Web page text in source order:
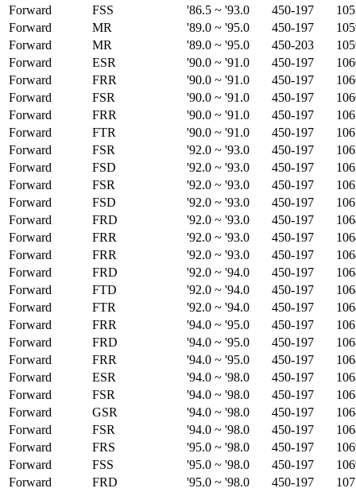
Forward FSS '86.5 ~ '93.0 450-197
Forward
MR '89.0 ~ '95.0 450-197
Forward
MR '89.0 ~ '95.0 450-203
Forward
ESR '90.0 ~ '91.0 450-197
Forward
FRR '90.0 ~ '91.0 450-197
Forward
FSR '90.0 ~ '91.0 450-197
Forward
FRR '90.0 ~ '91.0 450-197
Forward
FTR '90.0 ~ '91.0 450-197
Forward
FSR '92.0 ~ '93.0 450-197
Forward
FSD '92.0 ~ '93.0 450-197
Forward
FSR '92.0 ~ '93.0 450-197
Forward
FSD '92.0 ~ '93.0 450-197
Forward
FRD '92.0 ~ '93.0 450-197
Forward
FRR '92.0 ~ '93.0 450-197
Forward
FRR '92.0 ~ '93.0 450-197
Forward
FRD '92.0 ~ '94.0 450-197
Forward
FTD '92.0 ~ '94.0 450-197
Forward
FTR '92.0 ~ '94.0 450-197
Forward
FRR '94.0 ~ '95.0 450-197
Forward
FRD '94.0 ~ '95.0 450-197
Forward
FRR '94.0 ~ '95.0 450-197
Forward
ESR '94.0 ~ '98.0 450-197
Forward
FSR '94.0 ~ '98.0 450-197
Forward
GSR '94.0 ~ '98.0 450-197
Forward
FSR '94.0 ~ '98.0 450-197
Forward
FRS '95.0 ~ '98.0 450-197
Forward
FSS '95.0 ~ '98.0 450-197
Forward
FRD '95.0 ~ '98.0 450-197